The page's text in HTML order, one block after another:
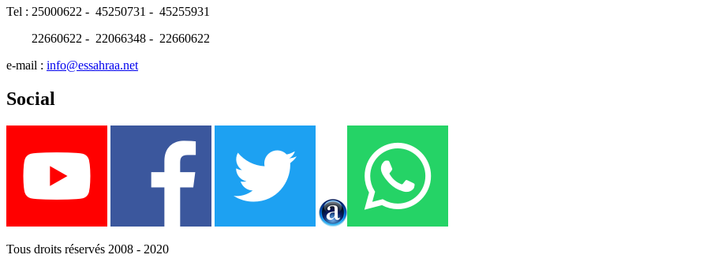
Tel : 25000622 - 45250731 - 45255931
22660622 - 22066348 - 22660622
e-mail : info@essahraa.net
Social
Tous droits réservés 2008 - 2020